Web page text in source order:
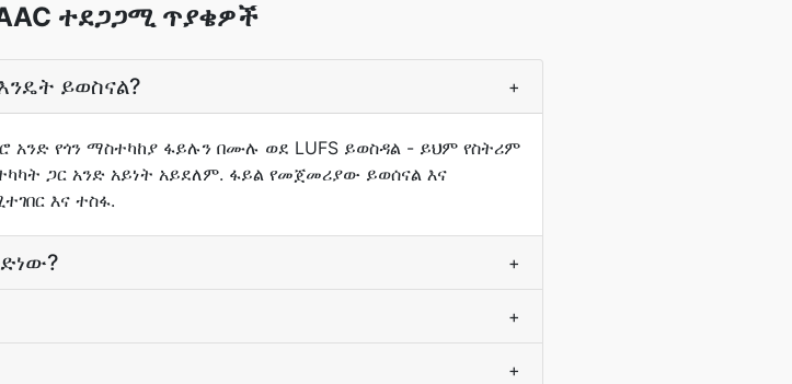
ተደጋጋሚ ጥያቄዎች
ይወስናል? +
አንድ የጎን ማስተካከያ ፋይሉን በሙሉ ወደ LUFS ይወስዳል - ይህም የስትሪም
ጋር አንድ አይነት አይደለም. ፋይል የመጀመሪያው ይወሰናል እና
እና ተስፋ.
+
+
+